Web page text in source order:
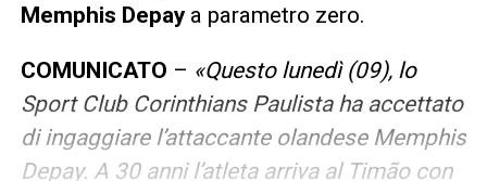
Memphis Depaya parametro zero.
COMUNICATO – «Questo lunedì (09), lo
Sport Club Corinthians Paulista ha accettato
di ingaggiare l’attaccante olandese Memphis
Depay. A 30 anni l’atleta arriva al Timão con